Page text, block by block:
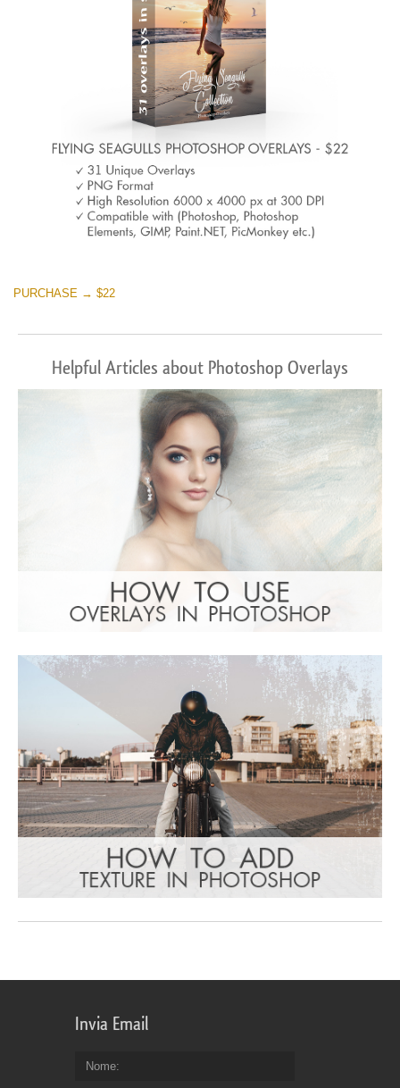
PURCHASE → $22
Helpful Articles about Photoshop Overlays
Invia Email
Nome